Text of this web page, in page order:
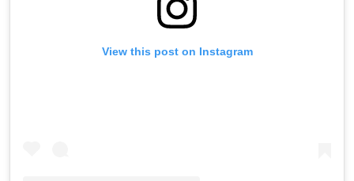
View this post on Instagram